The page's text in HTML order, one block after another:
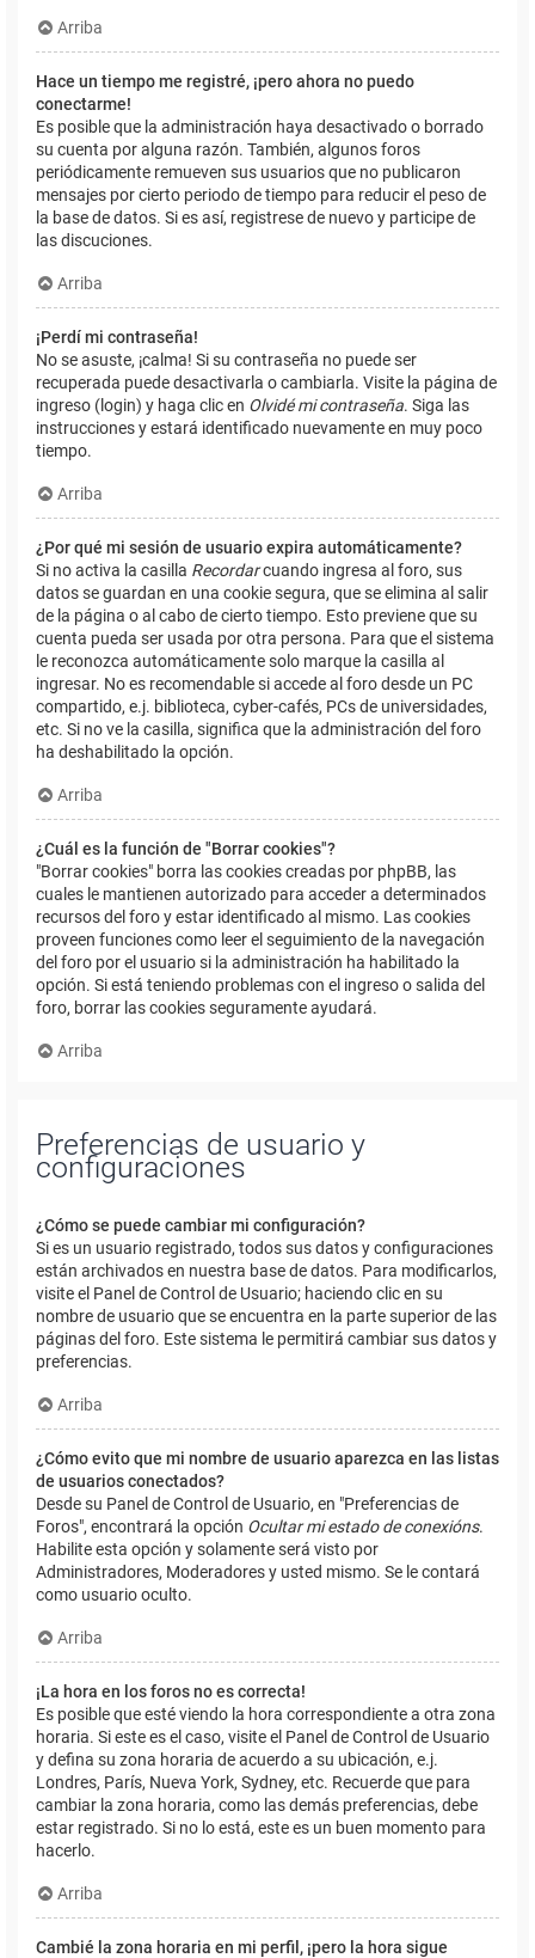
Arriba
Hace un tiempo me registré, ¡pero ahora no puedo
conectarme!
Es posible que la administración haya desactivado o borrado
su cuenta por alguna razón. También, algunos foros
periódicamente remueven sus usuarios que no publicaron
mensajes por cierto periodo de tiempo para reducir el peso de
la base de datos. Si es así, registrese de nuevo y participe de
las discuciones.
Arriba
¡Perdí mi contraseña!
No se asuste, ¡calma! Si su contraseña no puede ser
recuperada puede desactivarla o cambiarla. Visite la página de
ingreso (login) y haga clic en Olvidé mi contraseña. Siga las
instrucciones y estará identificado nuevamente en muy poco
tiempo.
Arriba
¿Por qué mi sesión de usuario expira automáticamente?
Si no activa la casilla Recordarcuando ingresa al foro, sus
datos se guardan en una cookie segura, que se elimina al salir
de la página o al cabo de cierto tiempo. Esto previene que su
cuenta pueda ser usada por otra persona. Para que el sistema
le reconozca automáticamente solo marque la casilla al
ingresar. No es recomendable si accede al foro desde un PC
compartido, e.j. biblioteca, cyber-cafés, PCs de universidades,
etc. Si no ve la casilla, significa que la administración del foro
ha deshabilitado la opción.
Arriba
¿Cuál es la función de "Borrar cookies"?
"Borrar cookies" borra las cookies creadas por phpBB, las
cuales le mantienen autorizado para acceder a determinados
recursos del foro y estar identificado al mismo. Las cookies
proveen funciones como leer el seguimiento de la navegación
del foro por el usuario si la administración ha habilitado la
opción. Si está teniendo problemas con el ingreso o salida del
foro, borrar las cookies seguramente ayudará.
Arriba
Preferencias de usuario y
configuraciones
¿Cómo se puede cambiar mi configuración?
Si es un usuario registrado, todos sus datos y configuraciones
están archivados en nuestra base de datos. Para modificarlos,
visite el Panel de Control de Usuario; haciendo clic en su
nombre de usuario que se encuentra en la parte superior de las
páginas del foro. Este sistema le permitirá cambiar sus datos y
preferencias.
Arriba
¿Cómo evito que mi nombre de usuario aparezca en las listas
de usuarios conectados?
Desde su Panel de Control de Usuario, en "Preferencias de
Foros", encontrará la opción Ocultar mi estado de conexións.
Habilite esta opción y solamente será visto por
Administradores, Moderadores y usted mismo. Se le contará
como usuario oculto.
Arriba
¡La hora en los foros no es correcta!
Es posible que esté viendo la hora correspondiente a otra zona
horaria. Si este es el caso, visite el Panel de Control de Usuario
y defina su zona horaria de acuerdo a su ubicación, e.j.
Londres, París, Nueva York, Sydney, etc. Recuerde que para
cambiar la zona horaria, como las demás preferencias, debe
estar registrado. Si no lo está, este es un buen momento para
hacerlo.
Arriba
Cambié la zona horaria en mi perfil, ¡pero la hora sigue